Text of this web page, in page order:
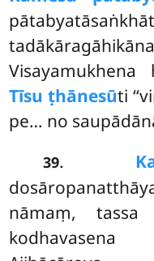
Tīsu ṭhānesūti
pe… no
39.
nāmaṃ, tassa
kodhavasena